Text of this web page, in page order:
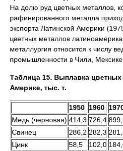
На долю руд цветных металлов,
рафинированного металла
экспорта Латинской Америки
цветных металлов
металлургия относится к числу
промышленности в Чили,
Таблица 15. Выплавка
Америке, тыс. т.
1950 1960
Медь (черновая) 414,3 726,4
Свинец
286,2 282,3
Цинк
58,5 102,0